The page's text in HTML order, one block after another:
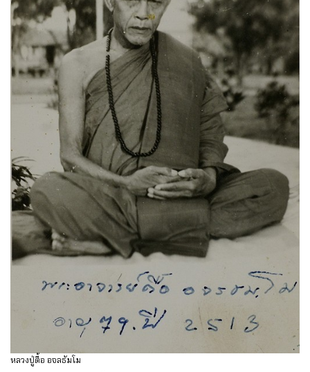
หลวงปู่ตื้อ อจลธัมโม